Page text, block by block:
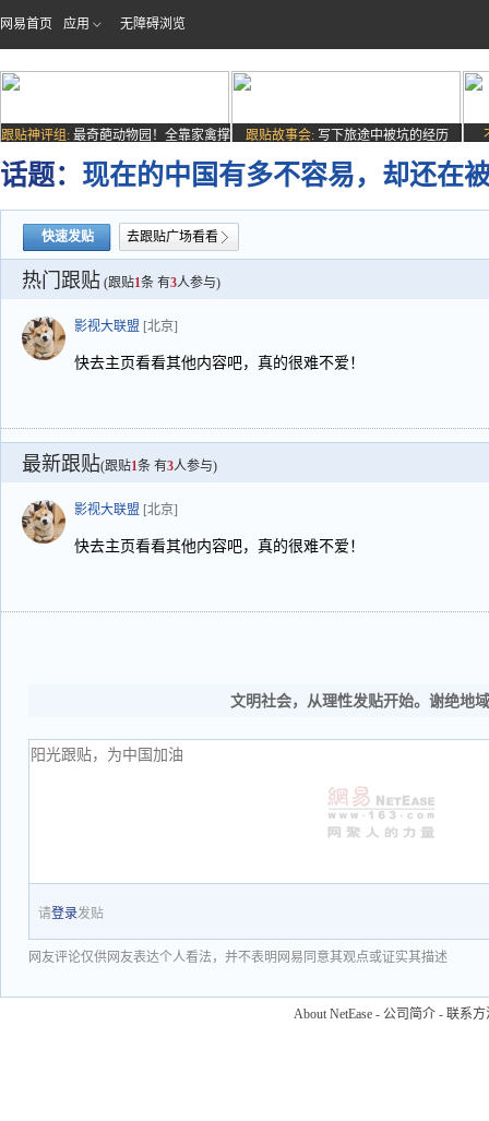
网易首页 应用 无障碍浏览
跟贴神评组: 最奇葩动物园！全靠家禽撑
场子
跟贴故事会: 写下旅途中被坑的经历
话题： 现在的中国有多不容易，却还在
快速发贴 去跟贴广场看看
热门跟贴 (跟贴1条 有3人参与)
影视大联盟 [北京]
快去主页看看其他内容吧，真的很难不爱！
最新跟贴(跟贴1条 有3人参与)
影视大联盟 [北京]
快去主页看看其他内容吧，真的很难不爱！
文明社会，从理性发贴开始。谢绝地
请登录发贴
网友评论仅供网友表达个人看法，并不表明网易同意其观点或证实其描述
About NetEase - 公司简介 - 联系方